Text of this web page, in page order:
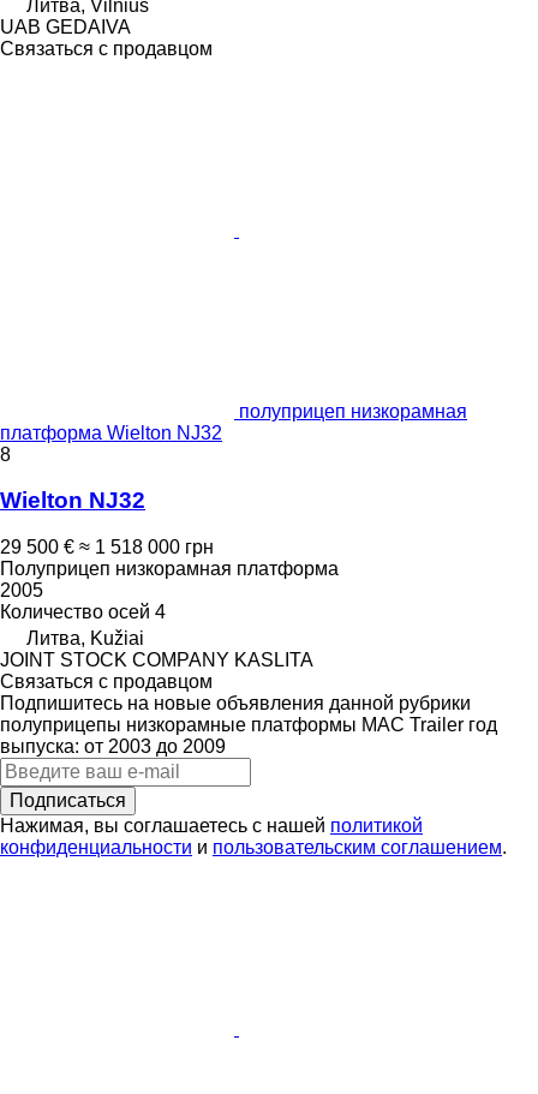
Литва, Vilnius
UAB GEDAIVA
Связаться с продавцом
полуприцеп низкорамная
платформа Wielton NJ32
8
Wielton NJ32
29 500 € ≈ 1 518 000 грн
Полуприцеп низкорамная платформа
2005
Количество осей 4
Литва, Kužiai
JOINT STOCK COMPANY KASLITA
Связаться с продавцом
Подпишитесь на новые объявления данной рубрики
полуприцепы низкорамные платформы MAC Trailer год
выпуска: от 2003 до 2009
Подписаться
Нажимая, вы соглашаетесь с нашей политикой
конфиденциальности и пользовательским соглашением.